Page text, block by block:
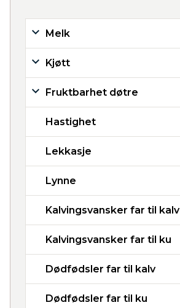
Melk
Kjøtt
Fruktbarhet døtre
Hastighet
Lekkasje
Lynne
Kalvingsvansker far til kalv
Kalvingsvansker far til ku
Dødfødsler far til kalv
Dødfødsler far til ku